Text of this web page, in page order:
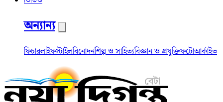
অন্যান্য
ফিচারলাইফস্টাইলবিনোদনশিল্প ও সাহিত্যবিজ্ঞান ও প্রযুক্তিফটোআর্কাইভ